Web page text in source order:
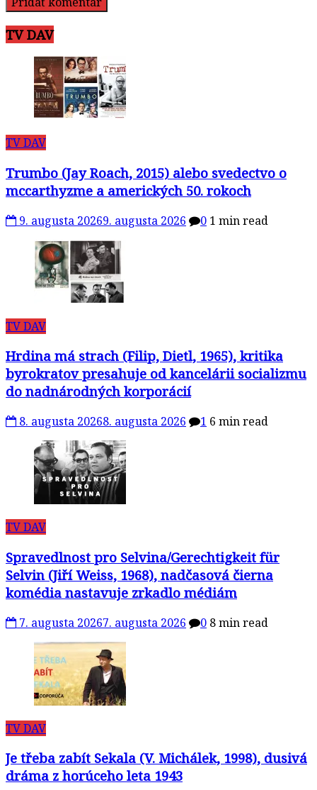
TV DAV
TV DAV
Trumbo (Jay Roach, 2015) alebo svedectvo o
mccarthyzme a amerických 50. rokoch
9. augusta 20269. augusta 2026 0 1 min read
TV DAV
Hrdina má strach (Filip, Dietl, 1965), kritika
byrokratov presahuje od kancelárii socializmu
do nadnárodných korporácií
8. augusta 20268. augusta 2026 1 6 min read
TV DAV
Spravedlnost pro Selvina/Gerechtigkeit für
Selvin (Jiří Weiss, 1968), nadčasová čierna
komédia nastavuje zrkadlo médiám
7. augusta 20267. augusta 2026 0 8 min read
TV DAV
Je třeba zabít Sekala (V. Michálek, 1998), dusivá
dráma z horúceho leta 1943